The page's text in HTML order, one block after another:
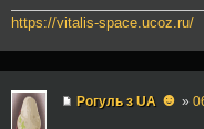
https://vitalis-space.ucoz.ru/
Рогуль з UA ☻ »